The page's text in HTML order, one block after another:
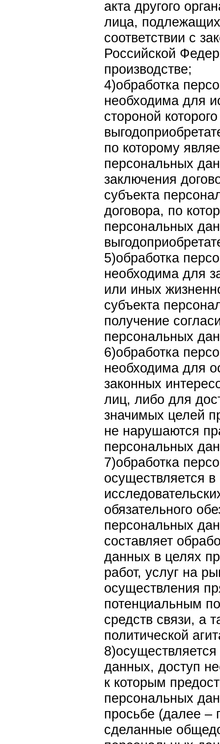
акта другого
лица,
соответствии с
Российской
производстве;
4)обработка
необходима для
стороной
по которому
персональных
заключения
субъекта
договора, по
персональных
5)обработка
необходима для
или иных
субъекта
получение
персональных
6)обработка
необходима для
законных
лиц, либо для
значимых целей
не нарушаются
персональных
7)обработка
осуществляется
обязательного
персональных
составляет
данных в целях
работ, услуг на
осуществления
потенциальным
средств связи, а
политической
данных, доступ
к которым
персональных
просьбе (далее –
сделанные